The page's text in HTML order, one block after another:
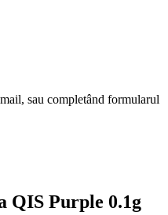
sau completând formularul
QIS Purple 0.1g